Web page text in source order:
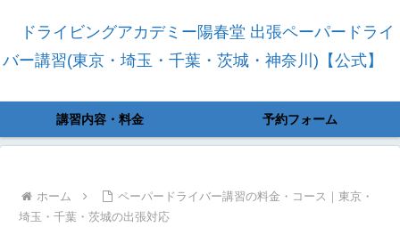
ドライビングアカデミー陽春堂 出張ペーパードライ
バー講習(東京・埼玉・千葉・茨城・神奈川)【公式】
講習内容・料金 予約フォーム
ホーム
ペーパードライバー講習の料金・コース｜東京・
埼玉・千葉・茨城の出張対応